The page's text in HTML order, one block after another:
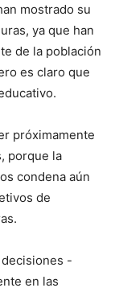
mostrado su
ya que han
de la población
es claro que
próximamente
porque la
condena aún
de
-
en las